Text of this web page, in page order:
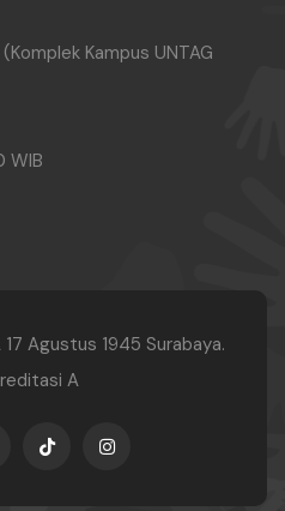
Kampus UNTAG
WIB
17 Agustus 1945 Surabaya.
A